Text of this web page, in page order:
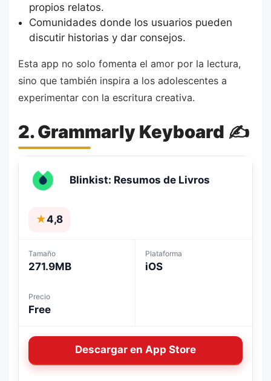
propios relatos.
Comunidades donde los usuarios pueden
discutir historias y dar consejos.
Esta app no solo fomenta el amor por la lectura,
sino que también inspira a los adolescentes a
experimentar con la escritura creativa.
2. Grammarly Keyboard ✍️
Blinkist: Resumos de Livros
★4,8
Tamaño
271.9MB
Plataforma
iOS
Precio
Free
Descargar en App Store